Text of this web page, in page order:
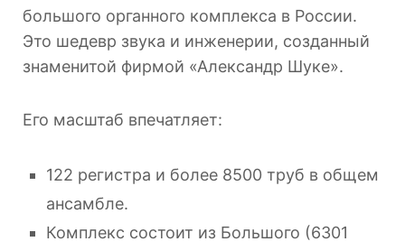
большого органного комплекса в России.
Это шедевр звука и инженерии, созданный
знаменитой фирмой «Александр Шуке».
Его масштаб впечатляет:
122 регистра и более 8500 труб в общем
ансамбле.
Комплекс состоит из Большого (6301